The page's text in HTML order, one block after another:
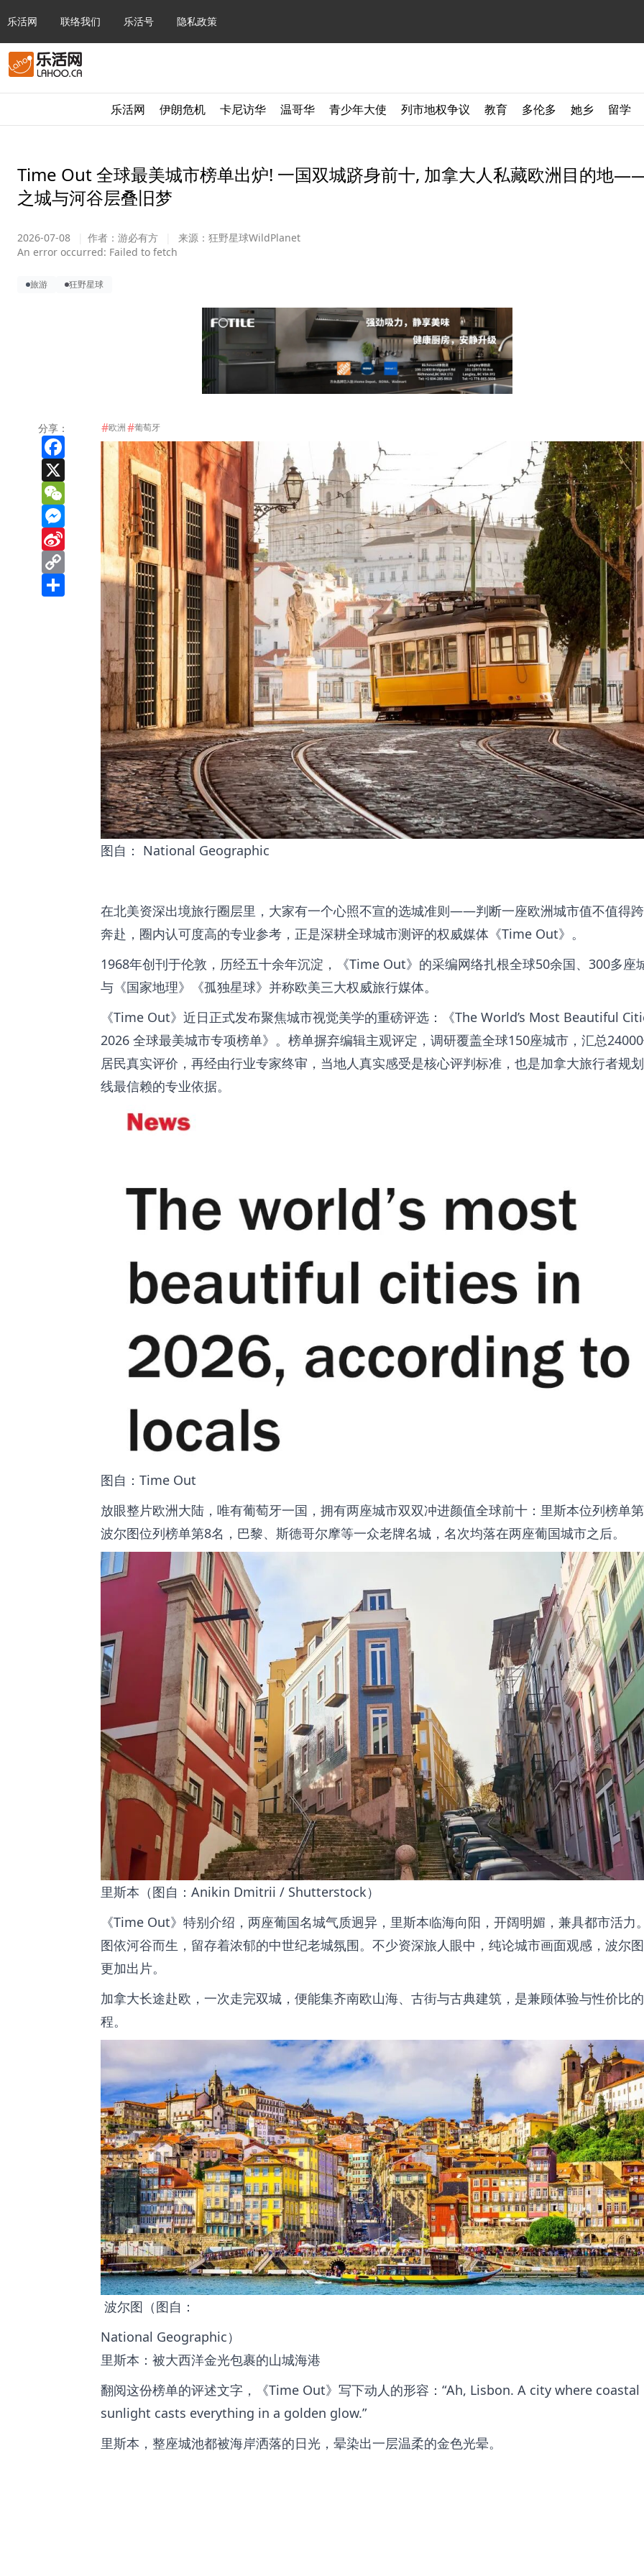
乐活网 联络我们 乐活号 隐私政策
乐活网 伊朗危机 卡尼访华 温哥华 青少年大使 列市地权争议 教育 多伦多 她乡 留学
Time Out 全球最美城市榜单出炉! 一国双城跻身前十, 加拿大人私藏欧洲目的地
之城与河谷层叠旧梦
2026-07-08 作者： 游必有方 来源： 狂野星球WildPlanet
An error occurred: Failed to fetch
旅游 狂野星球
分享：
Facebook
WeChat
Messenger
#欧洲#葡萄牙
图自： National Geographic
在北美资深出境旅行圈层里，大家有一个心照不宣的选城准则——判断一座欧洲城市值不值得
奔赴，圈内认可度高的专业参考，正是深耕全球城市测评的权威媒体《Time Out》。
1968年创刊于伦敦，历经五十余年沉淀，《Time Out》的采编网络扎根全球50余国、300多座
与《国家地理》《孤独星球》并称欧美三大权威旅行媒体。
《Time Out》近日正式发布聚焦城市视觉美学的重磅评选：《The World’s Most Beautiful
2026 全球最美城市专项榜单》。榜单摒弃编辑主观评定，调研覆盖全球150座城市，汇总
居民真实评价，再经由行业专家终审，当地人真实感受是核心评判标准，也是加拿大旅行者规
线最信赖的专业依据。
图自：Time Out
放眼整片欧洲大陆，唯有葡萄牙一国，拥有两座城市双双冲进颜值全球前十 ： 里斯本位列榜单
波尔图位列榜单第8名，巴黎、斯德哥尔摩等一众老牌名城，名次均落在两座葡国城市之后。
里斯本（图自：Anikin Dmitrii / Shutterstock）
《Time Out》特别介绍， 两座葡国名城气质迥异，里斯本临海向阳，开阔明媚 ，兼具都市活力
图依河谷而生，留存着浓郁的中世纪老城氛围。不少资深旅人眼中，纯论城市画面观感，波尔
更加出片。
加拿大长途赴欧，一次走完双城，便能集齐南欧山海、古街与古典建筑，是兼顾体验与性价比
程。
波尔图（图自：
National Geographic）
里斯本：被大西洋金光包裹的山城海港
翻阅这份榜单的评述文字，《Time Out》写下动人的形容：“Ah, Lisbon. A city where coastal
sunlight casts everything in a golden glow.”
里斯本，整座城池都被海岸洒落的日光，晕染出一层温柔的金色光晕。